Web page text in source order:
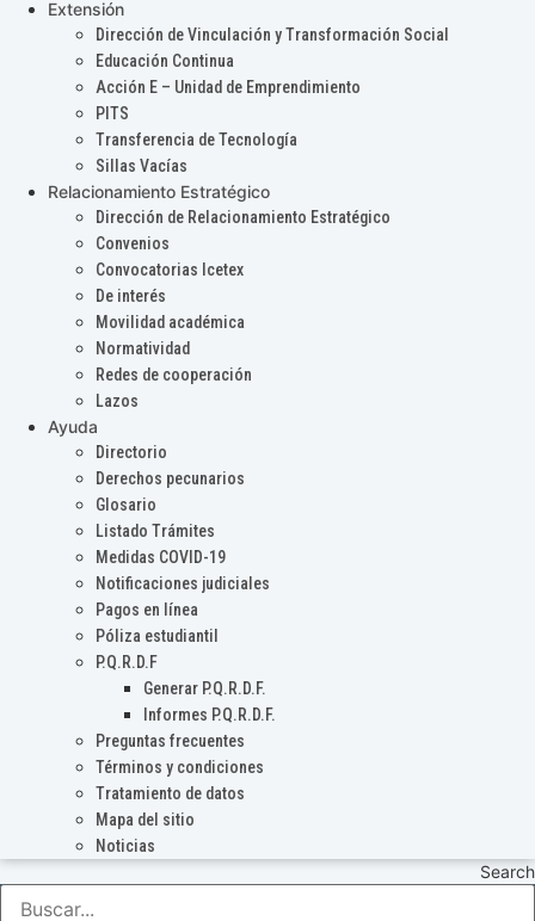
Extensión
Dirección de Vinculación y Transformación Social
Educación Continua
Acción E – Unidad de Emprendimiento
PITS
Transferencia de Tecnología
Sillas Vacías
Relacionamiento Estratégico
Dirección de Relacionamiento Estratégico
Convenios
Convocatorias Icetex
De interés
Movilidad académica
Normatividad
Redes de cooperación
Lazos
Ayuda
Directorio
Derechos pecunarios
Glosario
Listado Trámites
Medidas COVID-19
Notificaciones judiciales
Pagos en línea
Póliza estudiantil
P.Q.R.D.F
Generar P.Q.R.D.F.
Informes P.Q.R.D.F.
Preguntas frecuentes
Términos y condiciones
Tratamiento de datos
Mapa del sitio
Noticias
Search